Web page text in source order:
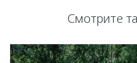
Смотрите